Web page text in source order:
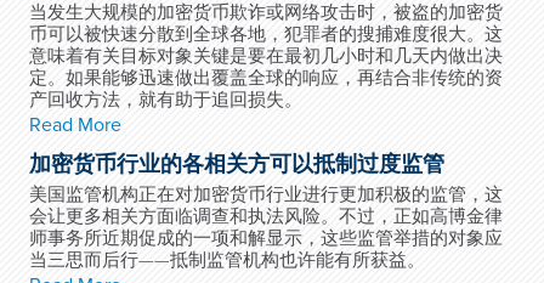
当发生大规模的加密货币欺诈或网络攻击时，被盗的加密货
币可以被快速分散到全球各地，犯罪者的搜捕难度很大。这
意味着有关目标对象关键是要在最初几小时和几天内做出决
定。如果能够迅速做出覆盖全球的响应，再结合非传统的资
产回收方法，就有助于追回损失。
Read More
加密货币行业的各相关方可以抵制过度监管
美国监管机构正在对加密货币行业进行更加积极的监管，这
会让更多相关方面临调查和执法风险。不过，正如高博金律
师事务所近期促成的一项和解显示，这些监管举措的对象应
当三思而后行——抵制监管机构也许能有所获益。